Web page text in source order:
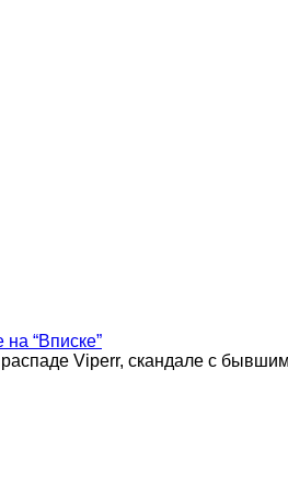
“Вписке”
Viperr, скандале с